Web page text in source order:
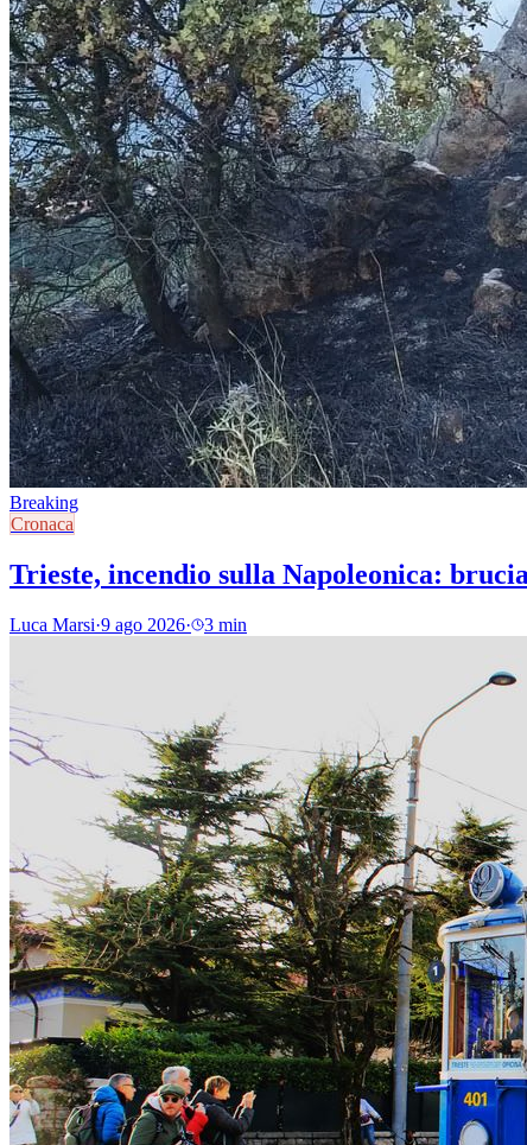
Breaking
Cronaca
Trieste, incendio sulla Napoleonica:
Luca Marsi·9 ago 2026· 3 min